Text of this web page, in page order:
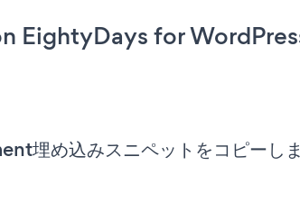
EightyDays for
め込みスニペットをコピーし